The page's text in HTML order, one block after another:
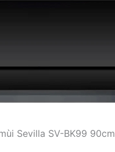
Sevilla SV-BK99 90cm